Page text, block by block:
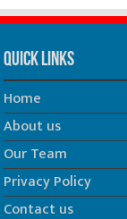
Quick Links
Home
About us
Our Team
Privacy Policy
Contact us